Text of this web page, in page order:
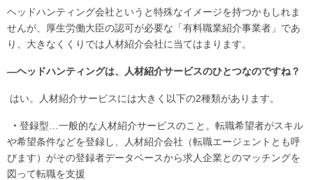
ヘッドハンティング会社というと特殊なイメージを持つかもしれま
せんが、厚生労働大臣の認可が必要な「有料職業紹介事業者」であ
り、大きなくくりでは人材紹介会社に当てはまります。
―ヘッドハンティングは、人材紹介サービスのひとつなのですね？
はい。人材紹介サービスには大きく以下の2種類があります。
・ 登録型…一般的な人材紹介サービスのこと。転職希望者がスキル
や希望条件などを登録し、人材紹介会社（転職エージェントとも呼
びます）がその登録者データベースから求人企業とのマッチングを
図って転職を支援